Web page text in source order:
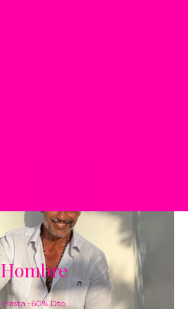
Hombre
Hasta -60% Dto